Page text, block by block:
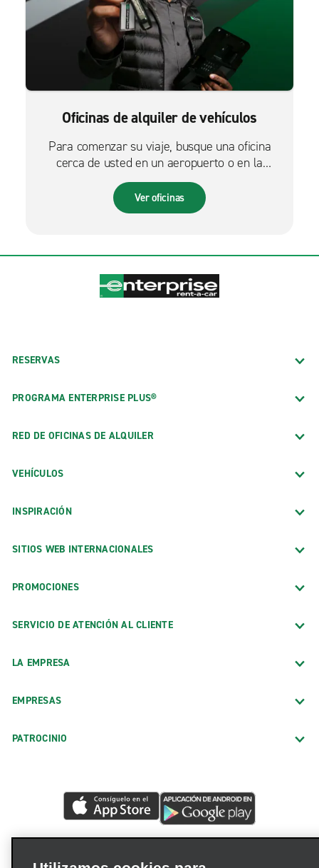
Oficinas de alquiler de vehículos
Para comenzar su viaje, busque una oficina
cerca de usted en un aeropuerto o en la
ciudad.
Ver oficinas
RESERVAS
PROGRAMA ENTERPRISE PLUS®
RED DE OFICINAS DE ALQUILER
VEHÍCULOS
INSPIRACIÓN
SITIOS WEB INTERNACIONALES
PROMOCIONES
SERVICIO DE ATENCIÓN AL CLIENTE
LA EMPRESA
EMPRESAS
PATROCINIO